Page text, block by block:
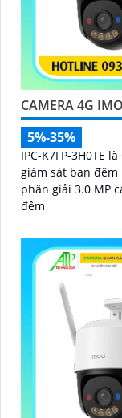
CAMERA 4G
5%-35%
IPC-K7FP-3H0TE
giám sát ban đêm
phân giải 3.0 MP
đêm